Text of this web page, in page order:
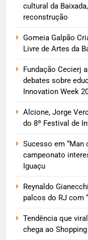
cultural da
reconstrução
Gomeia Galpão
Livre de Artes da
Fundação Cecierj
debates sobre
Innovation Week
Alcione, Jorge
do 8º Festival de
Sucesso em “Man
campeonato
Iguaçu
Reynaldo
palcos do RJ com
Tendência que
chega ao